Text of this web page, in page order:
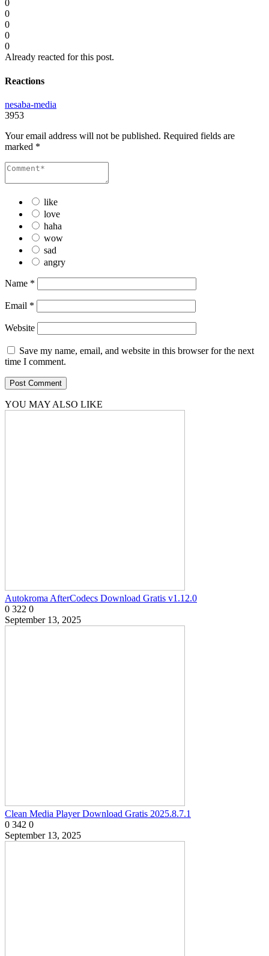
0
0
0
0
0
Already reacted for this post.
Reactions
nesaba-media
3953
Your email address will not be published. Required fields are
marked *
like
love
haha
wow
sad
angry
Name *
Email *
Website
Save my name, email, and website in this browser for the next
time I comment.
YOU MAY ALSO LIKE
Autokroma AfterCodecs Download Gratis v1.12.0
0 322 0
September 13, 2025
Clean Media Player Download Gratis 2025.8.7.1
0 342 0
September 13, 2025